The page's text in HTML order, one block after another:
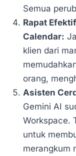
Semua
Rapat
Calendar:
klien dari
orang,
Asisten
Gemini AI
Workspace.
untuk
merangkum